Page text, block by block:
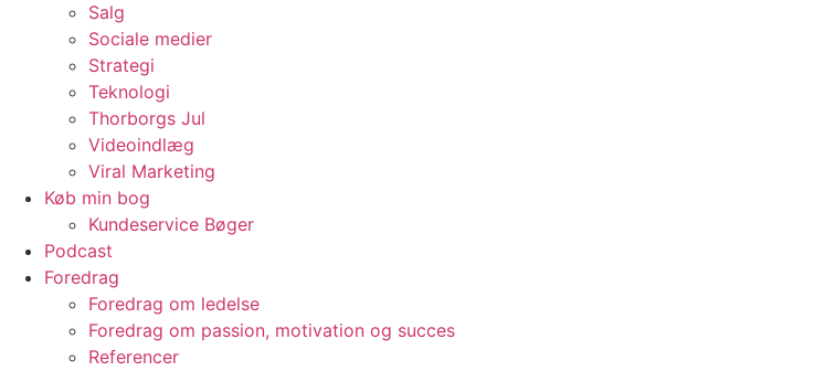
Salg
Sociale medier
Strategi
Teknologi
Thorborgs Jul
Videoindlæg
Viral Marketing
Køb min bog
Kundeservice Bøger
Podcast
Foredrag
Foredrag om ledelse
Foredrag om passion, motivation og succes
Referencer